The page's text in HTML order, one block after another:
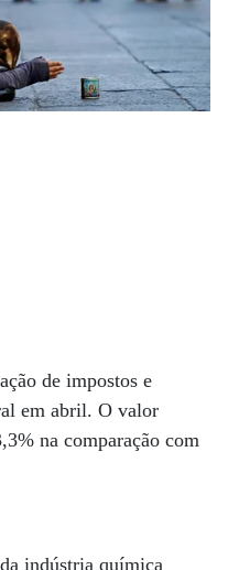
de impostos e
em abril. O valor
na comparação com
indústria química